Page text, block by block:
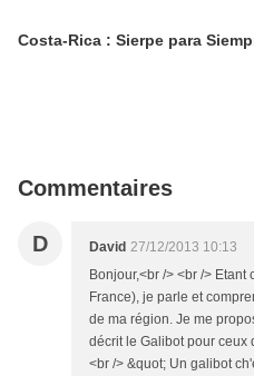
Costa-Rica : Sierpe para
Commentaires
D David 27/12/2013 10:13
Bonjour,<br /> <br />
France), je parle et
de ma région. Je me
décrit le Galibot pour ceux
<br /> &quot; Un galibot